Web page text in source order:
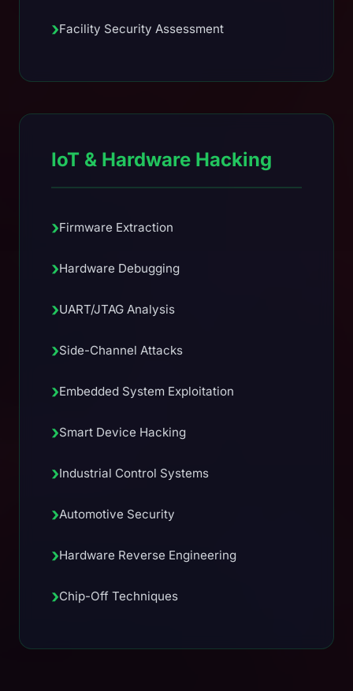
›Facility Security Assessment
IoT & Hardware Hacking
›Firmware Extraction
›Hardware Debugging
›UART/JTAG Analysis
›Side-Channel Attacks
›Embedded System Exploitation
›Smart Device Hacking
›Industrial Control Systems
›Automotive Security
›Hardware Reverse Engineering
›Chip-Off Techniques